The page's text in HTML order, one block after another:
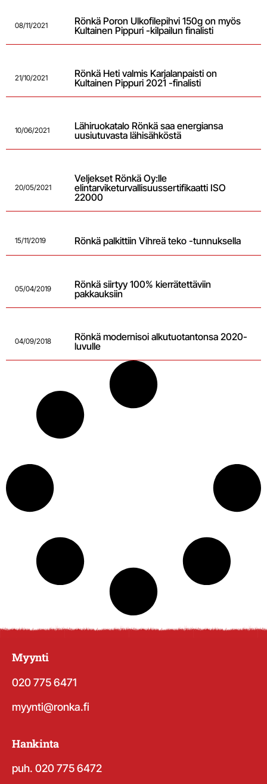
08/11/2021
Rönkä Poron Ulkofilepihvi 150g on myös
Kultainen Pippuri -kilpailun finalisti
21/10/2021
Rönkä Heti valmis Karjalanpaisti on
Kultainen Pippuri 2021 -finalisti
10/06/2021
Lähiruokatalo Rönkä saa energiansa
uusiutuvasta lähisähköstä
20/05/2021
Veljekset Rönkä Oy:lle
elintarviketurvallisuussertifikaatti ISO
22000
15/11/2019 Rönkä palkittiin Vihreä teko -tunnuksella
05/04/2019
Rönkä siirtyy 100% kierrätettäviin
pakkauksiin
04/09/2018
Rönkä modernisoi alkutuotantonsa 2020-
luvulle
Myynti
020 775 6471
myynti@ronka.fi
Hankinta
puh. 020 775 6472